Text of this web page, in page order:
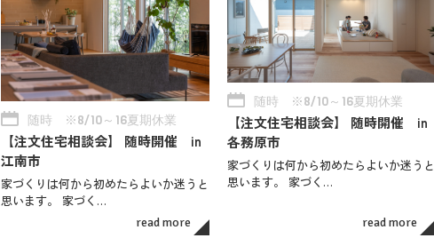
随時 ※8/10～16夏期休業
【注文住宅相談会】 随時開催 in
江南市
家づくりは何から初めたらよいか迷うと
思います。 家づく…
read more
随時 ※8/10～16夏期休業
【注文住宅相談会】 随時開催 in
各務原市
家づくりは何から初めたらよいか迷うと
思います。 家づく…
read more